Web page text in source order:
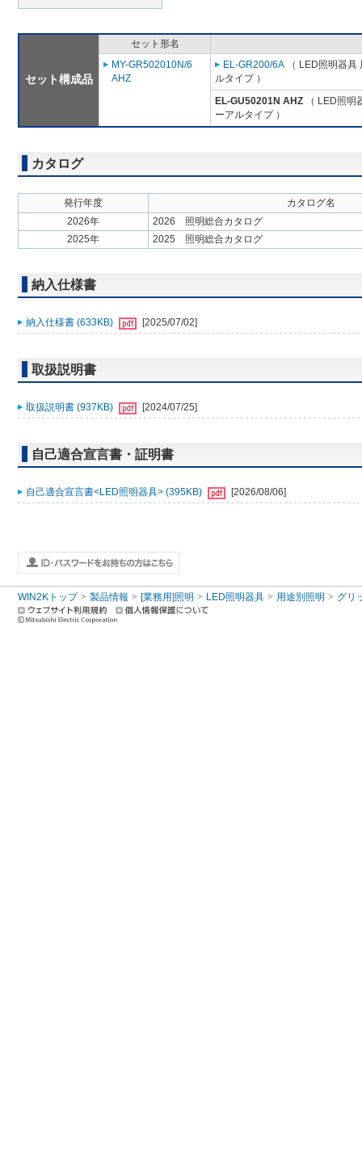
セット構成品
セット形名
MY-GR502010N/6
AHZ
EL-GR200/6A （ LED照明器
ルタイプ ）
EL-GU50201N AHZ （ LED照明
ーアルタイプ ）
カタログ
発行年度
カタログ名
2026年
2026 照明総合カタログ
2025年
2025 照明総合カタログ
納入仕様書
納入仕様書 (633KB) [2025/07/02]
取扱説明書
取扱説明書 (937KB) [2024/07/25]
自己適合宣言書・証明書
自己適合宣言書<LED照明器具> (395KB) [2026/08/06]
WIN2Kトップ 製品情報 [業務用]照明 LED照明器具 用途別照明 グリ